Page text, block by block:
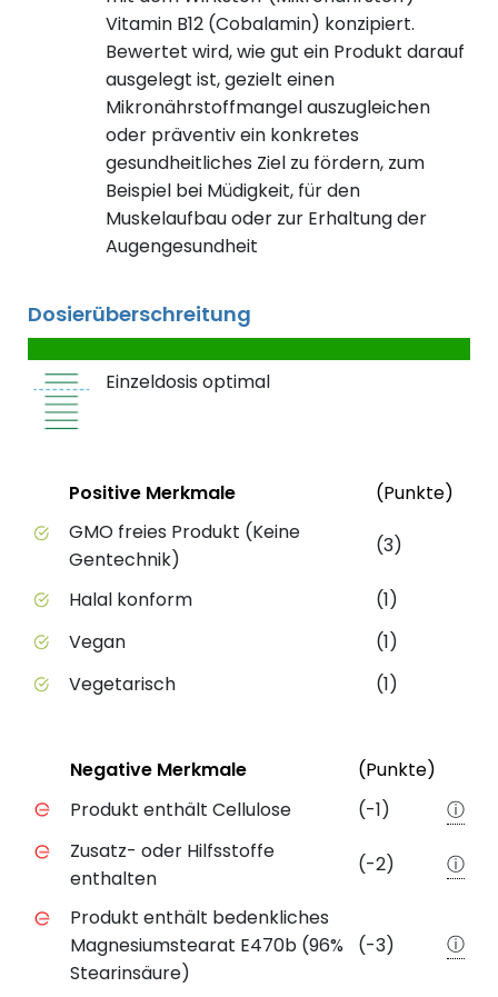
Vitamin B12 (Cobalamin) konzipiert.
Bewertet wird, wie gut ein Produkt darauf
ausgelegt ist, gezielt einen
Mikronährstoffmangel auszugleichen
oder präventiv ein konkretes
gesundheitliches Ziel zu fördern, zum
Beispiel bei Müdigkeit, für den
Muskelaufbau oder zur Erhaltung der
Augengesundheit
Dosierüberschreitung
Einzeldosis optimal
Positive Merkmale des Produkts mit
StatusPositive Merkmale (Punkte)
GMO freies Produkt (Keine
Gentechnik)
(3)
Halal konform
(1)
Vegan
(1)
Vegetarisch
(1)
Negative Merkmale des Produkts mit Punkteabzug
StatusNegative Merkmale (Punkte)
Produkt enthält Cellulose
(-1)
ⓘ
Zusatz- oder Hilfsstoffe
enthalten
(-2) ⓘ
Produkt enthält bedenkliches
Magnesiumstearat E470b (96%
Stearinsäure)
(-3) ⓘ